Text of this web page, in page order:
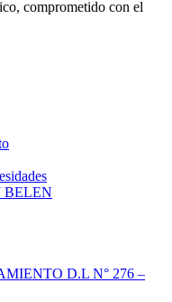
comprometido con el
BELEN
D.L N° 276 –